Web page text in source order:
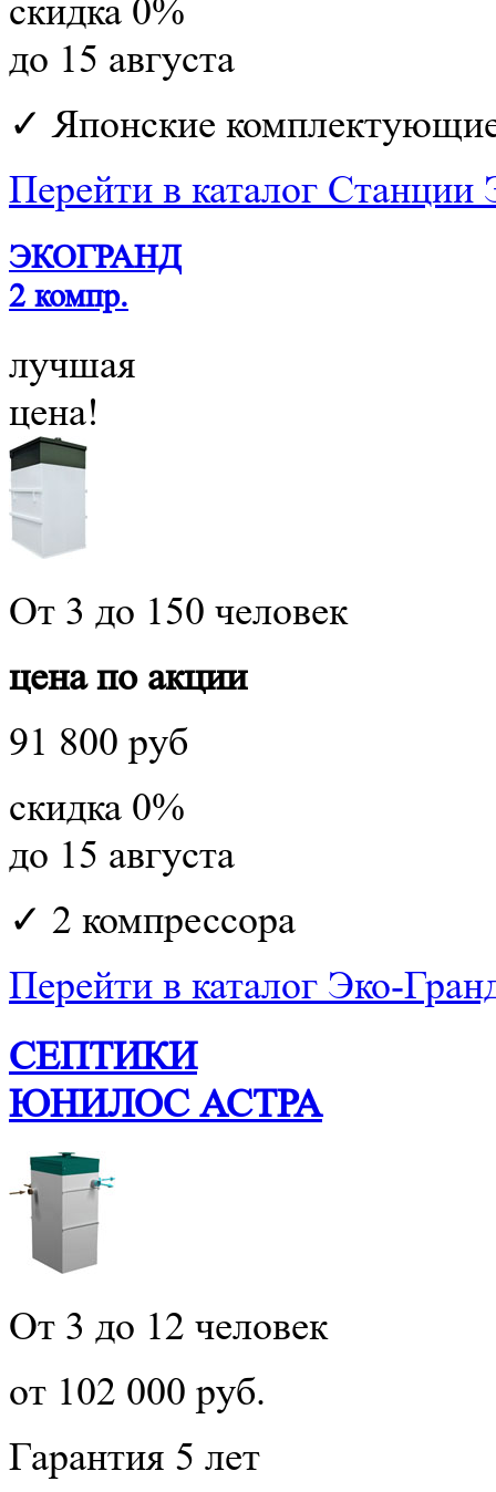
скидка 0%
до 15 августа
✓ Японские
Перейти в каталог Станции
ЭКОГРАНД
2 компр.
лучшая
цена!
От 3 до 150 человек
цена по акции
91 800 руб
скидка 0%
до 15 августа
✓ 2 компрессора
Перейти в каталог Эко-
СЕПТИКИ
ЮНИЛОС АСТРА
От 3 до 12 человек
от 102 000 руб.
Гарантия 5 лет